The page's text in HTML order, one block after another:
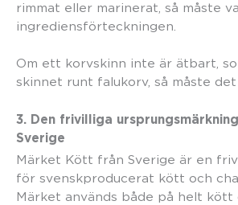
rimmat eller marinerat, så måste
ingrediensförteckningen.
Om ett korvskinn inte är ätbart,
skinnet runt falukorv, så måste det
3. Den frivilliga
Sverige
Märket Kött från Sverige är en
för svenskproducerat kött och
Märket används både på helt kött